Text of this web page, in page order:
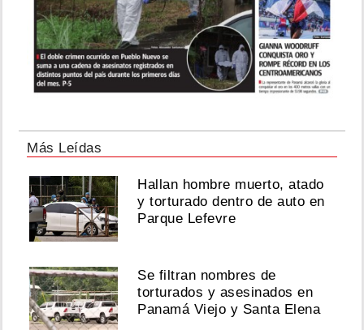
Más Leídas
Hallan hombre muerto, atado
y torturado dentro de auto en
Parque Lefevre
Se filtran nombres de
torturados y asesinados en
Panamá Viejo y Santa Elena